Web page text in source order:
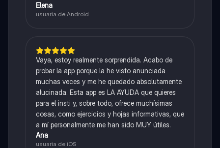
Elena
usuaria de Android
Vaya, estoy realmente sorprendida. Acabo de
probar la app porque la he visto anunciada
muchas veces y me he quedado absolutamente
alucinada. Esta app es LA AYUDA que quieres
para el insti y, sobre todo, ofrece muchísimas
cosas, como ejercicios y hojas informativas, que
a mí personalmente me han sido MUY útiles.
Ana
usuaria de iOS